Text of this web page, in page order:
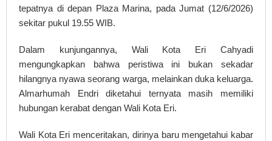
tepatnya di depan Plaza Marina, pada Jumat (12/6/2026)
sekitar pukul 19.55 WIB.
Dalam kunjungannya, Wali Kota Eri Cahyadi
mengungkapkan bahwa peristiwa ini bukan sekadar
hilangnya nyawa seorang warga, melainkan duka keluarga.
Almarhumah Endri diketahui ternyata masih memiliki
hubungan kerabat dengan Wali Kota Eri.
Wali Kota Eri menceritakan, dirinya baru mengetahui kabar